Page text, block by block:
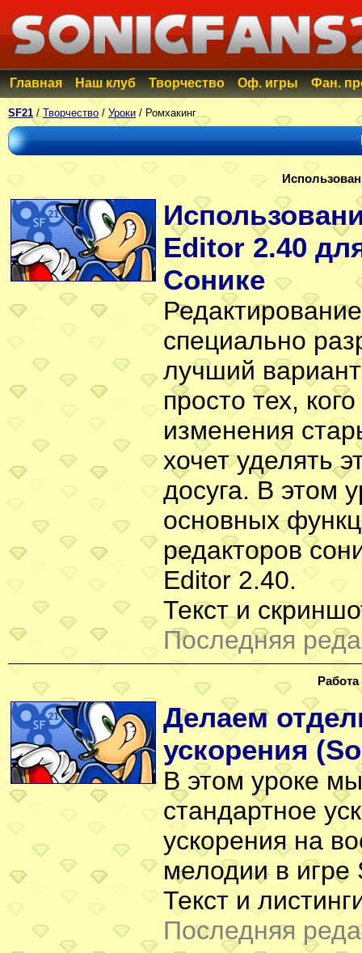
Главная Наш клуб Творчество Оф. игры Фан.
SF21 /Творчество / Уроки / Ромхакинг
Editor 2.40
Сонике
специально
лучший
просто тех,
изменения
хочет уделять
досуга. В этом
основных
редакторов
Editor 2.40.
Текст и
Последняя
Делаем
ускорения
В этом уроке
стандартное
ускорения на
мелодии в игре
Текст и
Последняя